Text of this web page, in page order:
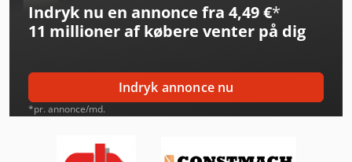
Lindner Urraco 75
Man L 2000
Man Tgm 18
Mercedes-Benz Mb Trac
Mercedes-Benz Sprinter
Indryk nu en annonce fra 4,49 €*
11 millioner af købere venter på dig
Indryk annonce nu
*pr. annonce/md.